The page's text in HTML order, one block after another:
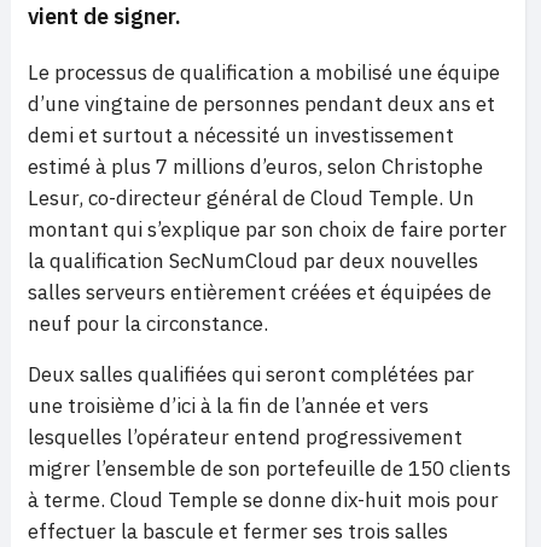
vient de signer.
Le processus de qualification a mobilisé une équipe
d’une vingtaine de personnes pendant deux ans et
demi et surtout a nécessité un investissement
estimé à plus 7 millions d’euros, selon Christophe
Lesur, co-directeur général de Cloud Temple. Un
montant qui s’explique par son choix de faire porter
la qualification SecNumCloud par deux nouvelles
salles serveurs entièrement créées et équipées de
neuf pour la circonstance.
Deux salles qualifiées qui seront complétées par
une troisième d’ici à la fin de l’année et vers
lesquelles l’opérateur entend progressivement
migrer l’ensemble de son portefeuille de 150 clients
à terme. Cloud Temple se donne dix-huit mois pour
effectuer la bascule et fermer ses trois salles